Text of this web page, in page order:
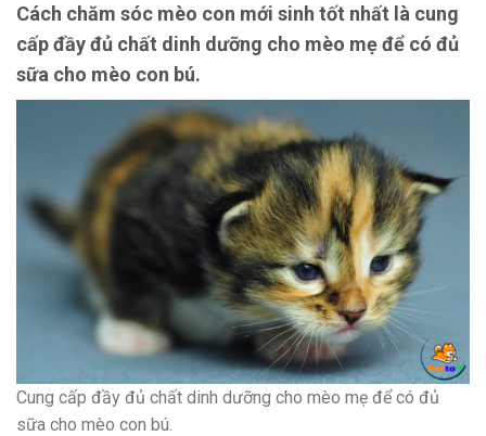
Cách chăm sóc mèo con mới sinh tốt nhất là cung
cấp đầy đủ chất dinh dưỡng cho mèo mẹ để có đủ
sữa cho mèo con bú.
Cung cấp đầy đủ chất dinh dưỡng cho mèo mẹ để có đủ
sữa cho mèo con bú.